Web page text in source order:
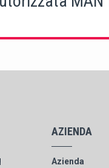
AZIENDA
Azienda